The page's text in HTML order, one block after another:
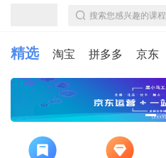
搜索您感兴趣的课程
精选 淘宝 拼多多 京东